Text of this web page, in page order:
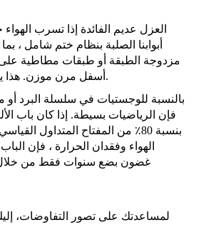
العزل عديم الفائدة إذا تسرب
أبوابنا الصلبة بنظام ختم شامل ،
مزدوجة الطبقة أو طبقات مطاطية
أسفل مرن موزن. هذا يخلق إغلاق مضاد للهواء.
بالنسبة للوجستيات في سلسلة البرد أو
فإن الرياضيات بسيطة. إذا كان باب
بنسبة 80٪ من المفتاح المتداول
الهواء وفقدان الحرارة ، فإن
غضون بضع سنوات فقط من خلال
لمساعدتك على تصور التفاوضات،